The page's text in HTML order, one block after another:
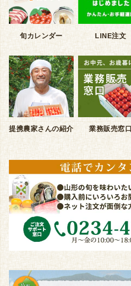
旬カレンダー LINE注文
提携農家さんの紹介 業務販売窓口